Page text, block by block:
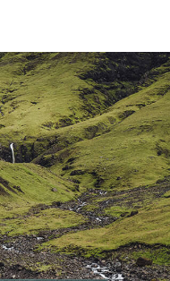
dans le centre de